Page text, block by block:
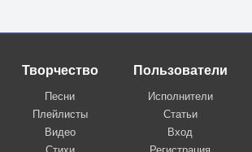
Творчество
Песни
Плейлисты
Видео
Пользователи
Исполнители
Статьи
Вход